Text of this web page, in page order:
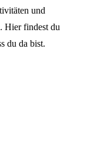
und
Hier findest du
du da bist.